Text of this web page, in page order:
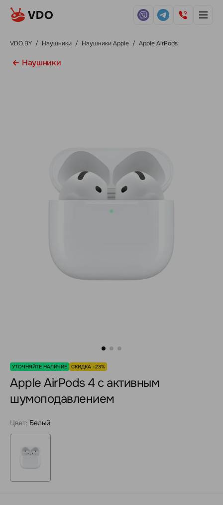
VDO.BY / Наушники / Наушники Apple / Apple AirPods
Наушники
УТОЧНЯЙТЕ НАЛИЧИЕ СКИДКА -23%
Apple AirPods 4 с активным
шумоподавлением
Цвет: Белый